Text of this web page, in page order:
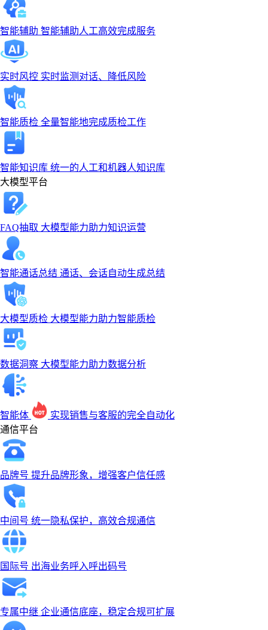
智能辅助 智能辅助人工高效完成服务
实时风控 实时监测对话、降低风险
智能质检 全量智能地完成质检工作
智能知识库 统一的人工和机器人知识库
大模型平台
FAQ抽取 大模型能力助力知识运营
智能通话总结 通话、会话自动生成总结
大模型质检 大模型能力助力智能质检
数据洞察 大模型能力助力数据分析
智能体
实现销售与客服的完全自动化
通信平台
品牌号 提升品牌形象，增强客户信任感
中间号 统一隐私保护，高效合规通信
国际号 出海业务呼入呼出码号
专属中继 企业通信底座，稳定合规可扩展